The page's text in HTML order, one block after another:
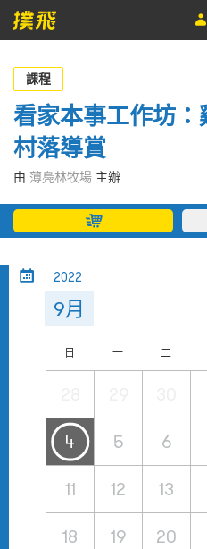
節目
主辦單位
關於撲飛
條款及細則
EN
課程
看家本事工作坊
村落導賞
由 薄鳧林牧場 主辦
2022
9月
日 一 二
4 5 6
11 12 13
18 19 20